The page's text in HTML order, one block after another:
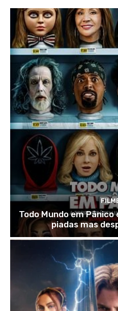
Todo Mundo em
piadas mas